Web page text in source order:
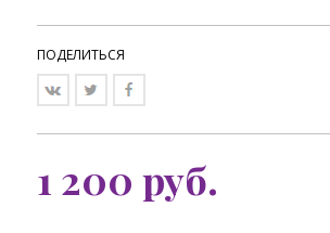
ПОДЕЛИТЬСЯ
1 200 руб.